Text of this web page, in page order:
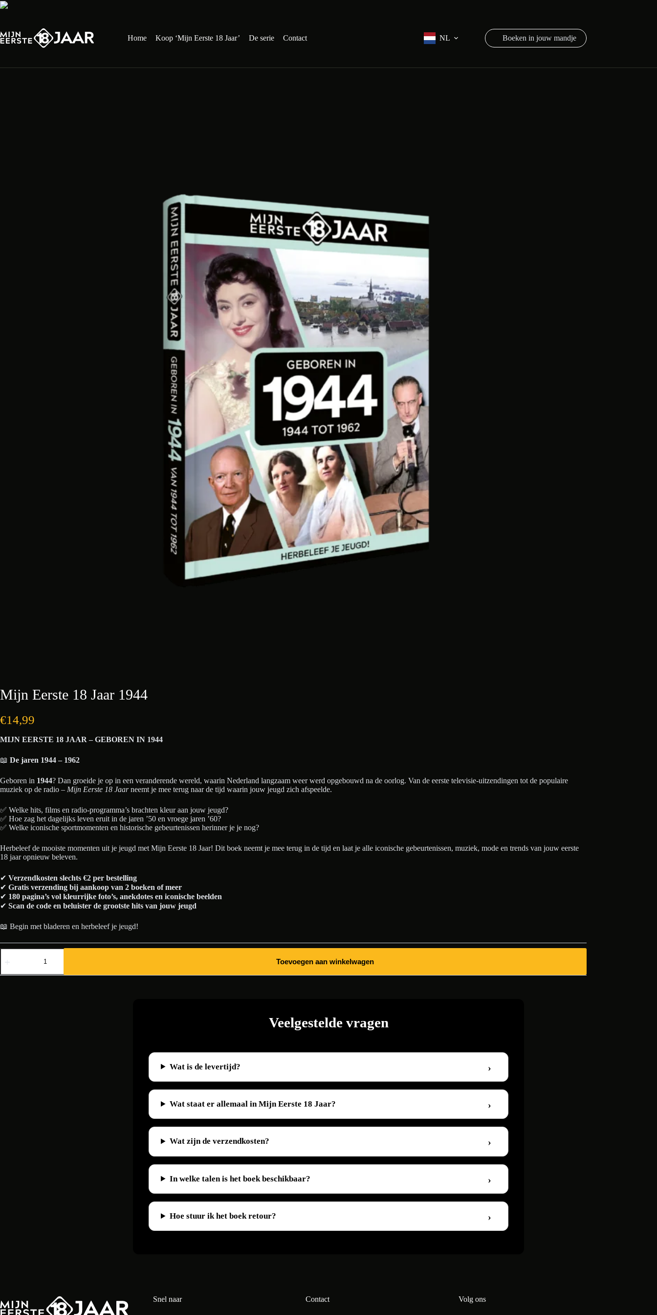
Ga
inhoud
Home
Koop ‘Mijn Eerste 18 Jaar’ De serie Contact NL Winkelwagen
Mijn Eerste 18 Jaar 1944
€14,99
MIJN EERSTE 18 JAAR – GEBOREN IN 1944
📖 De jaren 1944 – 1962
Geboren in 1944? Dan groeide je op in een veranderende wereld, waarin Nederland langzaam weer werd opgebouwd na de oorlog. Van de eerste televisie-uitzendingen tot de populaire
muziek op de radio – Mijn Eerste 18 Jaarneemt je mee terug naar de tijd waarin jouw jeugd zich afspeelde.
✅ Welke hits, films en radio-programma’s brachten kleur aan jouw jeugd?
✅ Hoe zag het dagelijks leven eruit in de jaren ’50 en vroege jaren ’60?
✅ Welke iconische sportmomenten en historische gebeurtenissen herinner je je nog?
Herbeleef de mooiste momenten uit je jeugd met Mijn Eerste 18 Jaar! Dit boek neemt je mee terug in de tijd en laat je alle iconische gebeurtenissen, muziek, mode en trends van jouw eerste
18 jaar opnieuw beleven.
✔ Verzendkosten slechts €2 per bestelling
✔ Gratis verzending bij aankoop van 2 boeken of meer
✔ 180 pagina’s vol kleurrijke foto’s, anekdotes en iconische beelden
✔ Scan de code en beluister de grootste hits van jouw jeugd
📖 Begin met bladeren en herbeleef je jeugd!
Mijn
Eerste
Jaar
Toevoegen aan winkelwagen
Veelgestelde vragen
Wat is de levertijd?
Wat staat er allemaal in Mijn Eerste 18 Jaar?
Wat zijn de verzendkosten?
In welke talen is het boek beschikbaar?
Hoe stuur ik het boek retour?
Snel naar Contact Volg ons